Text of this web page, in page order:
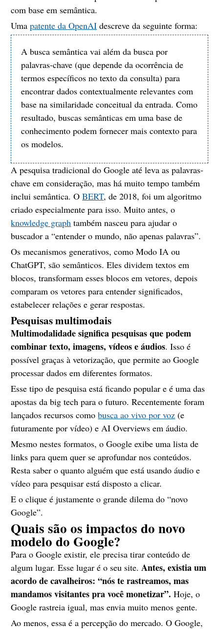
com base em semântica.
Umapatente da OpenAI descreve da seguinte forma:
A busca semântica vai além da busca por
palavras-chave (que depende da ocorrência de
termos específicos no texto da consulta) para
encontrar dados contextualmente relevantes com
base na similaridade conceitual da entrada. Como
resultado, buscas semânticas em uma base de
conhecimento podem fornecer mais contexto para
os modelos.
A pesquisa tradicional do Google até leva as palavras-
chave em consideração, mas há muito tempo também
inclui semântica. OBERT, de 2018, foi um algoritmo
criado especialmente para isso. Muito antes, o
knowledge graph também nasceu para ajudar o
buscador a “entender o mundo, não apenas palavras”.
Os mecanismos generativos, como Modo IA ou
ChatGPT, são semânticos. Eles dividem textos em
blocos, transformam esses blocos em vetores, depois
comparam os vetores para entender significados,
estabelecer relações e gerar respostas.
Pesquisas multimodais
Multimodalidade significa pesquisas que podem
combinar texto, imagens, vídeos e áudios. Isso é
possível graças à vetorização, que permite ao Google
processar dados em diferentes formatos.
Esse tipo de pesquisa está ficando popular e é uma das
apostas da big tech para o futuro. Recentemente foram
lançados recursos comobusca ao vivo por voz (e
futuramente por vídeo) e AI Overviews em áudio.
Mesmo nestes formatos, o Google exibe uma lista de
links para quem quer se aprofundar nos conteúdos.
Resta saber o quanto alguém que está usando áudio e
vídeo para pesquisar está disposto a clicar.
E o clique é justamente o grande dilema do “novo
Google”.
Quais são os impactos do novo
modelo do Google?
Para o Google existir, ele precisa tirar conteúdo de
algum lugar. Esse lugar é o seu site. Antes, existia um
acordo de cavalheiros: “nós te rastreamos, mas
mandamos visitantes pra você monetizar”.Hoje, o
Google rastreia igual, mas envia muito menos gente.
Ao menos, essa é a percepção do mercado. O Google,